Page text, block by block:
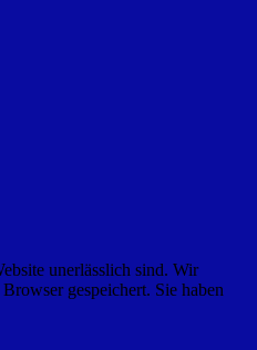
unerlässlich sind. Wir
gespeichert. Sie haben